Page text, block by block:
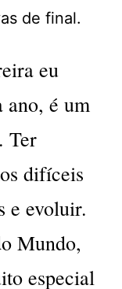
de final.
eu
ano, é um
Ter
difíceis
e evoluir.
Mundo,
especial